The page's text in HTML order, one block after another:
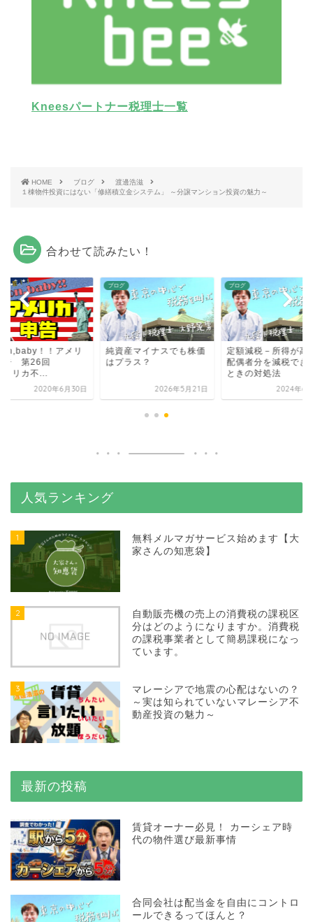
Kneesパートナー税理士一覧
HOME ブログ
渡邊浩滋
１棟物件投資にはない「修繕積立金システム」 ～分譲マンション投資の魅力～
合わせて読みたい！
！！アメリ
告 第26回
メリカ不...
2020年6月30日
ブログ
純資産マイナスでも株価
はプラス？
2026年5月21日
ブログ
定額減税－所得が高
配偶者分を減税でき
ときの対処法
2024年6
人気ランキング
1
無料メルマガサービス始めます【大
家さんの知恵袋】
2
自動販売機の売上の消費税の課税区
分はどのようになりますか。消費税
の課税事業者として簡易課税になっ
ています。
3
マレーシアで地震の心配はないの？
～実は知られていないマレーシア不
動産投資の魅力～
最新の投稿
賃貸オーナー必見！ カーシェア時
代の物件選び最新事情
合同会社は配当金を自由にコントロ
ールできるってほんと？